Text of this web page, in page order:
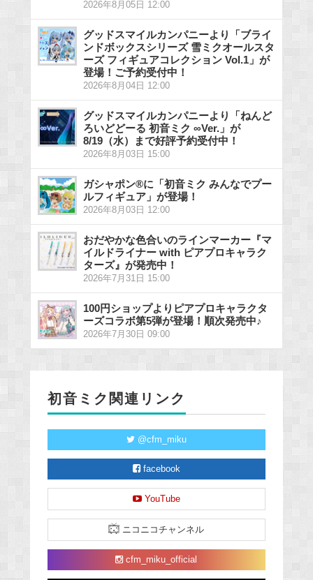
2026年8月05日 12:00
グッドスマイルカンパニーより「ブライ
ンドボックスシリーズ 雪ミクオールスタ
ーズ フィギュアコレクション Vol.1」が
登場！ご予約受付中！
2026年8月04日 12:00
グッドスマイルカンパニーより「ねんど
ろいどどーる 初音ミク ∞Ver.」が
8/19（水）まで好評予約受付中！
2026年8月03日 15:00
ガシャポン®に「初音ミク みんなでプー
ルフィギュア」が登場！
2026年8月03日 12:00
おだやかな色合いのラインマーカー『マ
イルドライナー with ピアプロキャラク
ターズ』が発売中！
2026年7月31日 15:00
100円ショップよりピアプロキャラクタ
ーズコラボ第5弾が登場！順次発売中♪
2026年7月30日 09:00
初音ミク関連リンク
@cfm_miku
facebook
YouTube
ニコニコチャンネル
cfm_miku_official